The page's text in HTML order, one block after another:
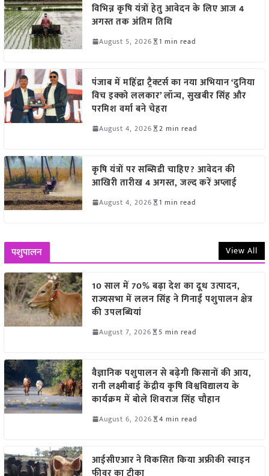
विभिन्न कृषि यंत्रों हेतु आवेदन के लिए आज 4
अगस्त तक अंतिम तिथि
August 5, 2026 1 min read
पंजाब में महिंद्रा ट्रैक्टर्स का नया अभियान ‘दुनिया
विच इक्को ललकार’ लॉन्च, सुखबीर सिंह और
परमिश वर्मा बने चेहरा
August 4, 2026 2 min read
कृषि यंत्रों पर सब्सिडी चाहिए? आवेदन की
आखिरी तारीख 4 अगस्त, जल्द करें अप्लाई
August 4, 2026 1 min read
पशुपालन View All
10 साल में 70% बढ़ा देश का दूध उत्पादन,
राज्यसभा में ललन सिंह ने गिनाईं पशुपालन क्षेत्र
की उपलब्धियां
August 7, 2026 5 min read
वैज्ञानिक पशुपालन से बढ़ेगी किसानों की आय,
रानी लक्ष्मीबाई केंद्रीय कृषि विश्वविद्यालय के
कार्यक्रम में बोले शिवराज सिंह चौहान
August 6, 2026 4 min read
आईसीएआर ने विकसित किया अफ्रीकी स्वाइन